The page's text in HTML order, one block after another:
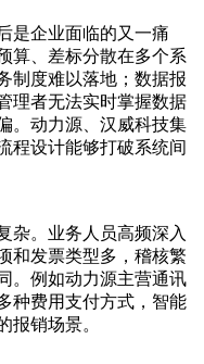
是企业面临的又一痛
算、差标分散在多个系
制度难以落地；数据报
理者无法实时掌握数据
。动力源、汉威科技集
程设计能够打破系统间
杂。业务人员高频深入
和发票类型多，稽核繁
。例如动力源主营通讯
种费用支付方式，智能
报销场景。